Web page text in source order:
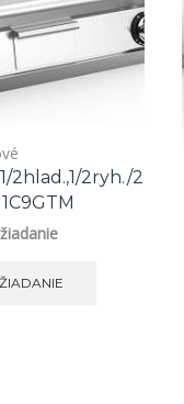
2hlad.,1/2ryh./2